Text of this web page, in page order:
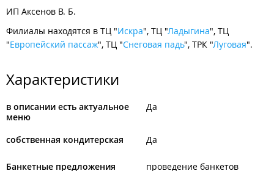
ИП Аксенов В. Б.
Филиалы находятся в ТЦ "Искра", ТЦ "Ладыгина", ТЦ
"Европейский пассаж", ТЦ "Снеговая падь", ТРК "Луговая".
Характеристики
в описании есть актуальное
меню
Да
собственная кондитерская Да
Банкетные предложения проведение банкетов